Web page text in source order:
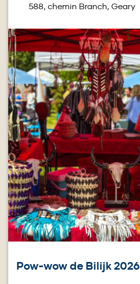
588, chemin Branch, Geary
Image
Pow-wow de Bilijk 2026